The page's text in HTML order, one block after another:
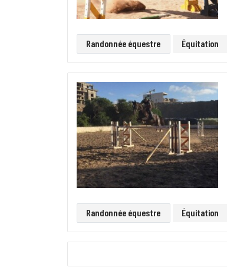
Randonnée équestre Équitation
Randonnée équestre Équitation